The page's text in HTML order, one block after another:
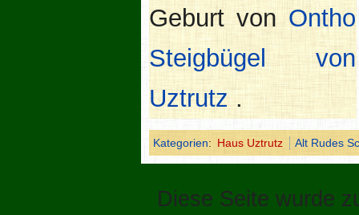
Geburt vonOntho
Steigbügel von
Uztrutz.
Kategorien: Haus Uztrutz Alt Rudes
Diese Seite wurde